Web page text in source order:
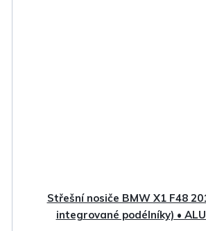
Střešní nosiče BMW X1 F48
integrované podélníky) • ALU